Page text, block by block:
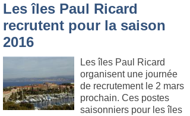
Les îles Paul Ricard
recrutent pour la saison
2016
Les îles Paul Ricard
organisent une journée
de recrutement le 2 mars
prochain. Ces postes
saisonniers pour les îles